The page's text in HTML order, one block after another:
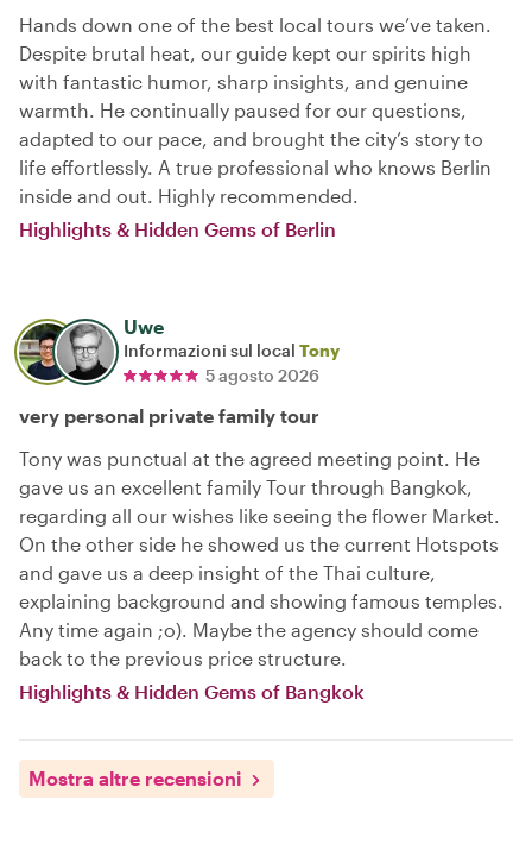
Hands down one of the best local tours we’ve taken.
Despite brutal heat, our guide kept our spirits high
with fantastic humor, sharp insights, and genuine
warmth. He continually paused for our questions,
adapted to our pace, and brought the city’s story to
life effortlessly. A true professional who knows Berlin
inside and out. Highly recommended.
Highlights & Hidden Gems of Berlin
Uwe
Informazioni sul local Tony
5 agosto 2026
very personal private family tour
Tony was punctual at the agreed meeting point. He
gave us an excellent family Tour through Bangkok,
regarding all our wishes like seeing the flower Market.
On the other side he showed us the current Hotspots
and gave us a deep insight of the Thai culture,
explaining background and showing famous temples.
Any time again ;o). Maybe the agency should come
back to the previous price structure.
Highlights & Hidden Gems of Bangkok
Mostra altre recensioni